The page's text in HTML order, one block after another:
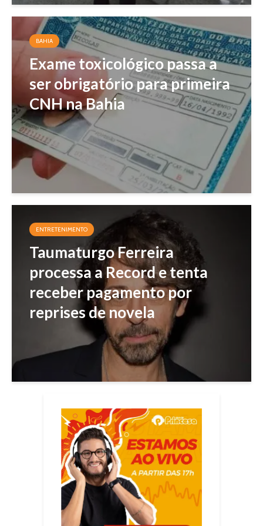
BAHIA
Exame toxicológico passa a
ser obrigatório para primeira
CNH na Bahia
ENTRETENIMENTO
Taumaturgo Ferreira
processa a Record e tenta
receber pagamento por
reprises de novela